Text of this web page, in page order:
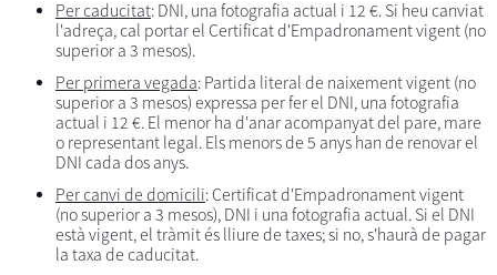
Per caducitat: DNI, una fotografia actual i 12 €. Si heu canviat
l'adreça, cal portar el Certificat d'Empadronament vigent (no
superior a 3 mesos).
Per primera vegada: Partida literal de naixement vigent (no
superior a 3 mesos) expressa per fer el DNI, una fotografia
actual i 12 €. El menor ha d'anar acompanyat del pare, mare
o representant legal. Els menors de 5 anys han de renovar el
DNI cada dos anys.
Per canvi de domicili: Certificat d'Empadronament vigent
(no superior a 3 mesos), DNI i una fotografia actual. Si el DNI
està vigent, el tràmit és lliure de taxes; si no, s'haurà de pagar
la taxa de caducitat.